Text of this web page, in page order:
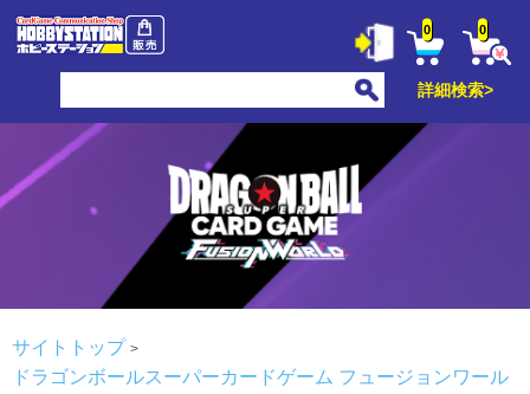
0 0
詳細検索>
サイトトップ
ドラゴンボールスーパーカードゲーム フュージョンワール